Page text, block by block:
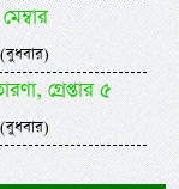
গ্রেপ্তার ৫